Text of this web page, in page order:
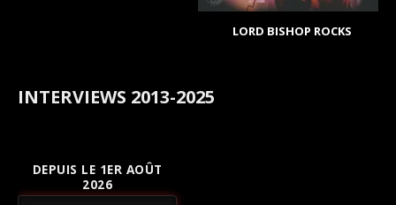
LORD BISHOP ROCKS
INTERVIEWS 2013-2025
DEPUIS LE 1ER AOÛT
2026